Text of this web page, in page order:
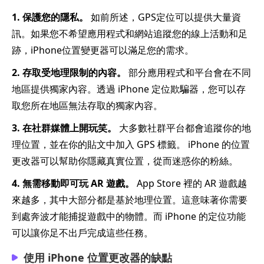
1. 保護您的隱私。
如前所述，GPS定位可以提供大量資
訊。如果您不希望應用程式和網站追蹤您的線上活動和足
跡，iPhone位置變更器可以滿足您的需求。
2. 存取受地理限制的內容。
部分應用程式和平台會在不同
地區提供獨家內容。透過 iPhone 定位欺騙器，您可以存
取您所在地區無法存取的獨家內容。
3. 在社群媒體上開玩笑。
大多數社群平台都會追蹤你的地
理位置，並在你的貼文中加入 GPS 標籤。 iPhone 的位置
更改器可以幫助你隱藏真實位置，從而迷惑你的粉絲。
4. 無需移動即可玩 AR 遊戲。
App Store 裡的 AR 遊戲越
來越多，其中大部分都是基於地理位置。這意味著你需要
到處奔波才能捕捉遊戲中的物體。而 iPhone 的定位功能
可以讓你足不出戶完成這些任務。
使用 iPhone 位置更改器的缺點